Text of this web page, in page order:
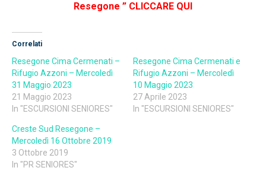
Resegone ” CLICCARE QUI
Correlati
Resegone Cima Cermenati –
Rifugio Azzoni – Mercoledì
31 Maggio 2023
21 Maggio 2023
In "ESCURSIONI SENIORES"
Resegone Cima Cermenati e
Rifugio Azzoni – Mercoledì
10 Maggio 2023
27 Aprile 2023
In "ESCURSIONI SENIORES"
Creste Sud Resegone –
Mercoledì 16 Ottobre 2019
3 Ottobre 2019
In "PR SENIORES"